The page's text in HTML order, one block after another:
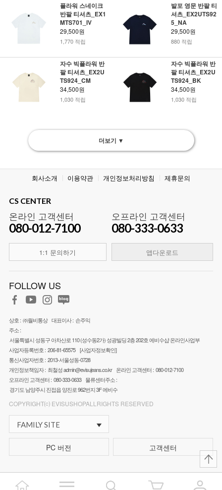
플라워 스네이크
반팔 티셔츠_EX1
MTS701_IV
29,500원
1,770 적립
발포 영문 반팔 티
셔츠_EX2UTS92
5_NA
29,500원
880 적립
자수 빅플라워 반
팔 티셔츠_EX2U
TS924_CM
34,500원
1,030 적립
자수 빅플라워 반
팔 티셔츠_EX2U
TS924_BK
34,500원
1,030 적립
더보기 ▼
회사소개 이용약관 개인정보처리방침 제휴문의
CS CENTER
온라인 고객센터
080-012-7100
1:1 문의하기
오프라인 고객센터
080-333-0633
앱다운로드
FOLLOW US
상호 : ㈜월비통상 대표이사 : 손주익
주소 :
서울특별시 성동구 아차산로 110 (성수동2가) 성광빌딩 2층 202호 에비수샵 온라인사업부
사업자등록번호 : 206-81-65575 [사업자정보확인]
통신사업자번호 : 2013-서울성동-0728
개인정보책임자 : 최철성admin@evisujeans.co.kr 온라인 고객센터 : 080-012-7100
오프라인 고객센터 : 080-333-0633 물류센터주소 :
경기도 남양주시 진접읍 양진로 962번지 3F 에비수
COPYRIGHT⒞ EVISUSHOPALLRIGHTS RESERVED
FAMILY SITE
PC 버전 고객센터